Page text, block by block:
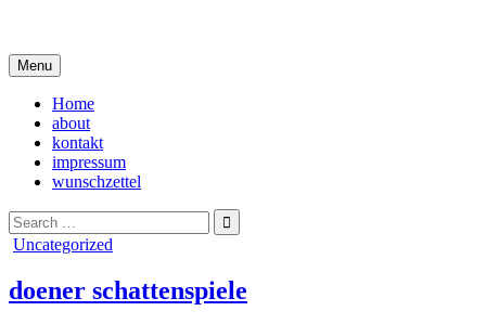
content
Menu
Home
about
kontakt
impressum
wunschzettel
Search
for:
Posted
Uncategorized
doener schattenspiele